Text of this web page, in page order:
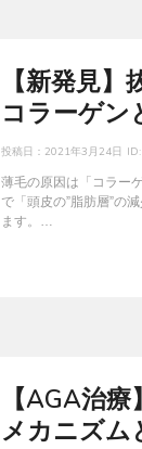
【新発見
コラーゲン
投稿日： 2021年3月24日
薄毛の原因は「コラー
で「頭皮の”脂肪層”の
ます。…
【AGA治
メカニズム